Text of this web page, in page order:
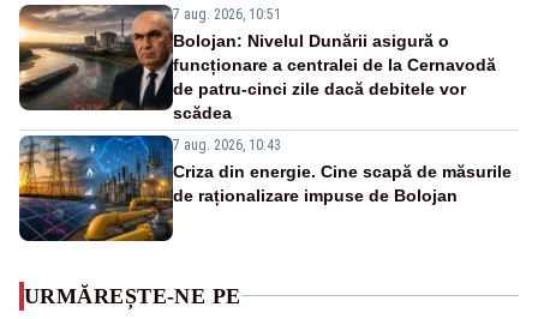
7 aug. 2026, 10:51
Bolojan: Nivelul Dunării asigură o
funcționare a centralei de la Cernavodă
de patru-cinci zile dacă debitele vor
scădea
7 aug. 2026, 10:43
Criza din energie. Cine scapă de măsurile
de raționalizare impuse de Bolojan
URMĂREȘTE-NE PE